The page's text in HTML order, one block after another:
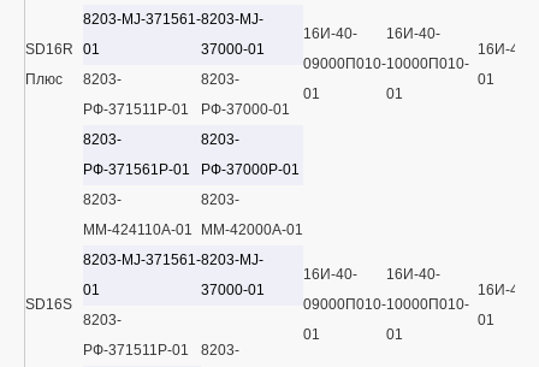
SD16R
Плюс
16И-40-
09000П010-
01
16И-40-
10000П010-
01
16И-40-
01
8203-MJ-371561-
01
8203-MJ-
37000-01
8203-
РФ-371511Р-01
8203-
РФ-37000-01
8203-
РФ-371561Р-01
8203-
РФ-37000Р-01
SD16S
8203-
ММ-424110А-01
8203-
ММ-42000А-01
16И-40-
09000П010-
01
16И-40-
10000П010-
01
16И-40-
01
8203-MJ-371561-
01
8203-MJ-
37000-01
8203-
РФ-371511Р-01
8203-